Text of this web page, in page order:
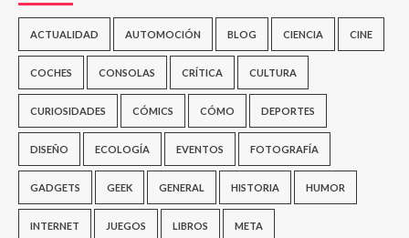
ACTUALIDAD AUTOMOCIÓN BLOG CIENCIA CINE
COCHES CONSOLAS CRÍTICA CULTURA
CURIOSIDADES CÓMICS CÓMO DEPORTES
DISEÑO ECOLOGÍA EVENTOS FOTOGRAFÍA
GADGETS GEEK GENERAL HISTORIA HUMOR
INTERNET JUEGOS LIBROS META